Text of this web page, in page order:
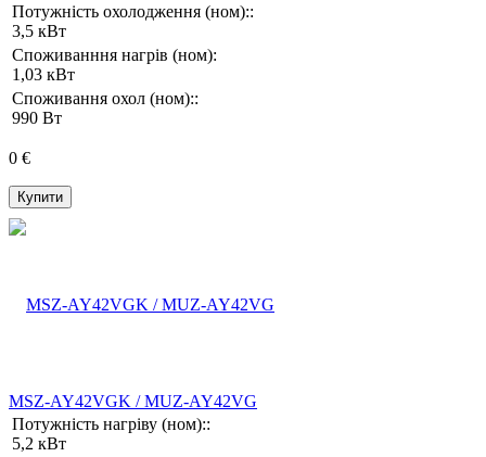
Потужність охолодження (ном)::
3,5 кВт
Споживанння нагрів (ном):
1,03 кВт
Споживання охол (ном)::
990 Вт
0 €
Купити
MSZ-AY42VGK / MUZ-AY42VG
Потужність нагріву (ном)::
5,2 кВт